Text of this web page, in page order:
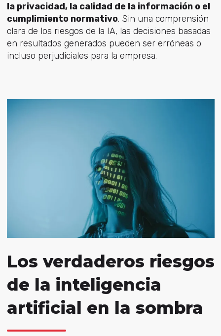
la privacidad, la calidad de la información o el
cumplimiento normativo. Sin una comprensión
clara de los riesgos de la IA, las decisiones basadas
en resultados generados pueden ser erróneas o
incluso perjudiciales para la empresa.
Los verdaderos riesgos
de la inteligencia
artificial en la sombra